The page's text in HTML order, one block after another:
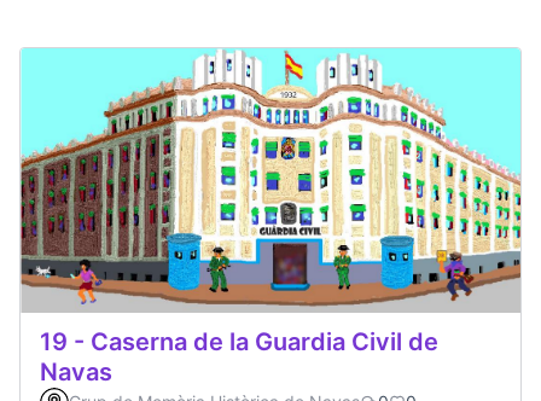
19 - Caserna de la Guardia Civil de
Navas